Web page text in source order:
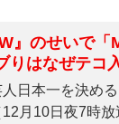
W』のせいで
りはなぜテコ
日本一を決める
月10日夜7時